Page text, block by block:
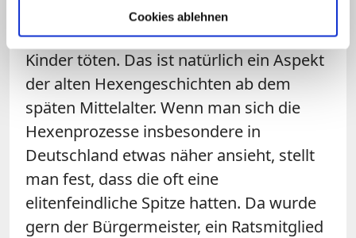
Cookies ablehnen
darum ging, dass die US-Regierung von
Teufelsverehrern durchsetzt ist, die
Kinder töten. Das ist natürlich ein Aspekt
der alten Hexengeschichten ab dem
späten Mittelalter. Wenn man sich die
Hexenprozesse insbesondere in
Deutschland etwas näher ansieht, stellt
man fest, dass die oft eine
elitenfeindliche Spitze hatten. Da wurde
gern der Bürgermeister, ein Ratsmitglied